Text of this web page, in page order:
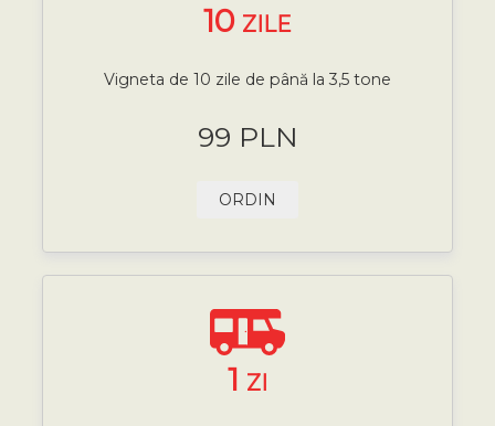
10 ZILE
Vigneta de 10 zile de până la 3,5 tone
99 PLN
ORDIN
1 ZI